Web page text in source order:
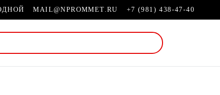
MAIL@NPROMMET.RU +7 (981) 438-47-40